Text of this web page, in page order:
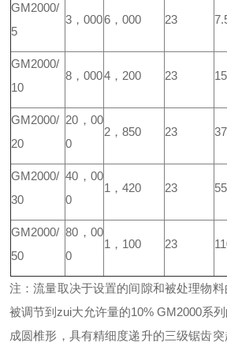
GM2000/
5
3 ， 0006 ， 000 23
GM2000/
10
8 ， 0004 ， 200 23 15
GM2000/
20
20 ， 00
0
2 ， 850 23 37
GM2000/
30
40 ， 00
0
1 ， 420 23 55
GM2000/
50
80 ， 00
0
1 ， 100 23
注：流量取决于设置的间隙和被处理物
被调节到zui大允许量的10% GM2000系列
成圆椎形，具有精细度递升的三级锯齿